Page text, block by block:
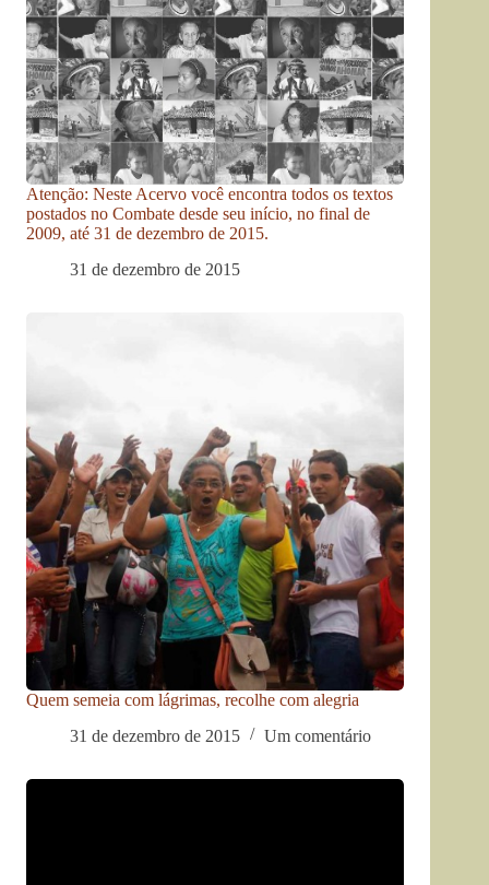
Atenção: Neste Acervo você encontra todos os textos
postados no Combate desde seu início, no final de
2009, até 31 de dezembro de 2015.
31 de dezembro de 2015
Quem semeia com lágrimas, recolhe com alegria
31 de dezembro de 2015
Um comentário